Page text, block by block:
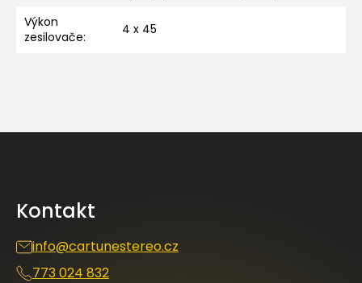
Výkon
zesilovače: 4 x 45
Z
Kontakt
info@cartunestereo.cz
773 024 832